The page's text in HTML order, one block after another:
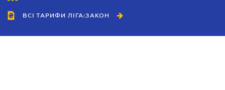
ВСІ ТАРИФИ ЛІГА:ЗАКОН